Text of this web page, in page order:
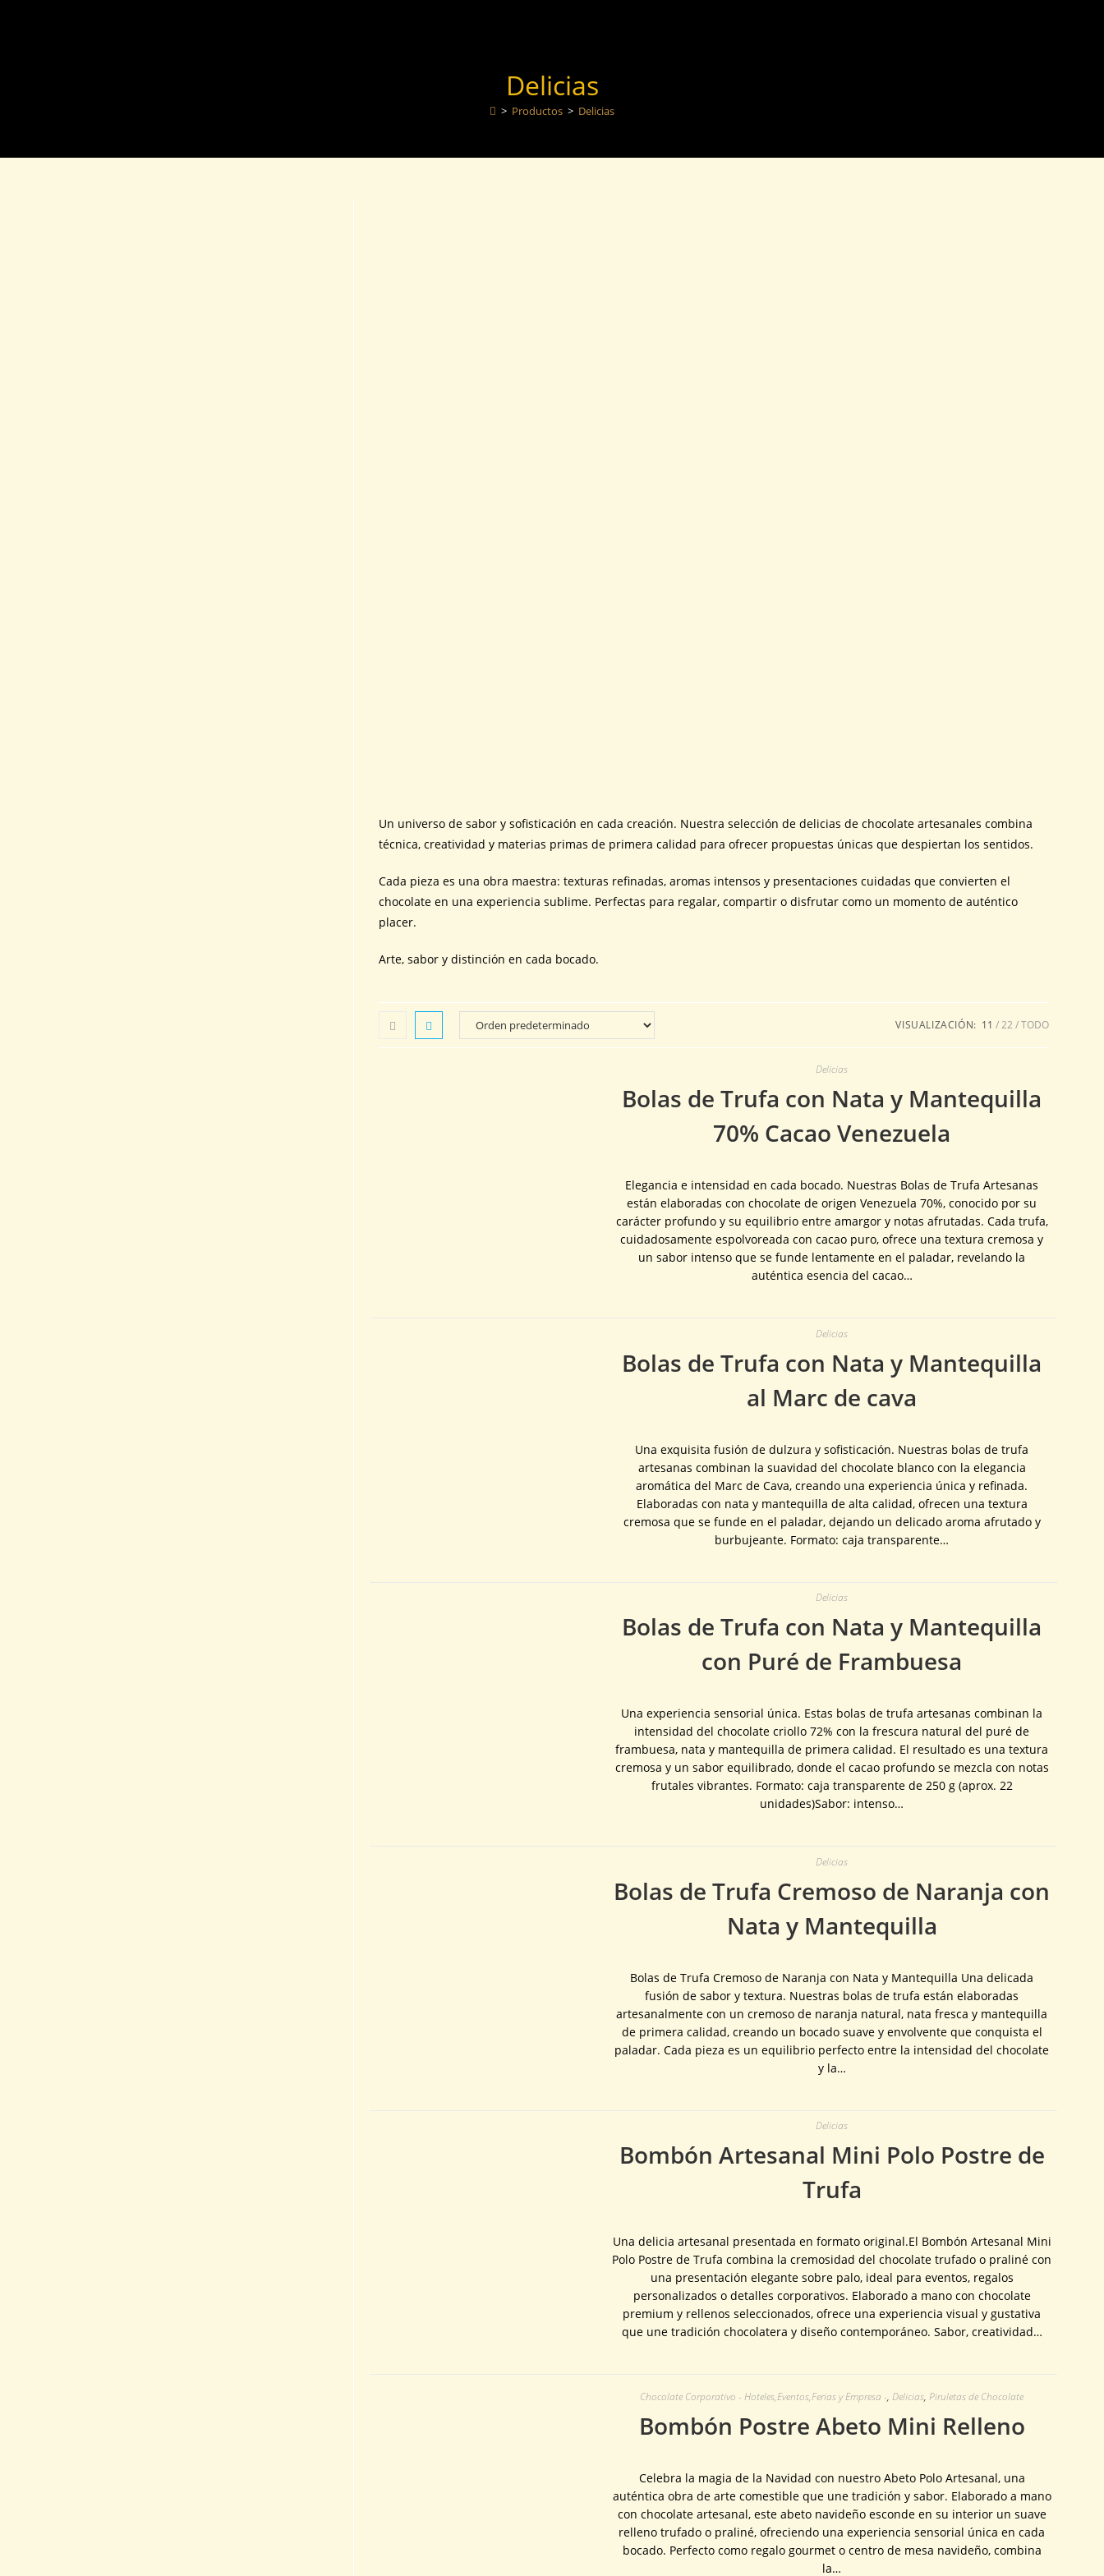
Delicias
> Productos > Delicias
Un universo de sabor y sofisticación en cada creación. Nuestra selección de delicias de chocolate artesanales combina
técnica, creatividad y materias primas de primera calidad para ofrecer propuestas únicas que despiertan los sentidos.
Cada pieza es una obra maestra: texturas refinadas, aromas intensos y presentaciones cuidadas que convierten el
chocolate en una experiencia sublime. Perfectas para regalar, compartir o disfrutar como un momento de auténtico
placer.
Arte, sabor y distinción en cada bocado.
VISUALIZACIÓN: 11 22 TODO
Delicias
Bolas de Trufa con Nata y Mantequilla
70% Cacao Venezuela
Elegancia e intensidad en cada bocado. Nuestras Bolas de Trufa Artesanas
están elaboradas con chocolate de origen Venezuela 70%, conocido por su
carácter profundo y su equilibrio entre amargor y notas afrutadas. Cada trufa,
cuidadosamente espolvoreada con cacao puro, ofrece una textura cremosa y
un sabor intenso que se funde lentamente en el paladar, revelando la
auténtica esencia del cacao…
Delicias
Bolas de Trufa con Nata y Mantequilla
al Marc de cava
Una exquisita fusión de dulzura y sofisticación. Nuestras bolas de trufa
artesanas combinan la suavidad del chocolate blanco con la elegancia
aromática del Marc de Cava, creando una experiencia única y refinada.
Elaboradas con nata y mantequilla de alta calidad, ofrecen una textura
cremosa que se funde en el paladar, dejando un delicado aroma afrutado y
burbujeante. Formato: caja transparente…
Delicias
Bolas de Trufa con Nata y Mantequilla
con Puré de Frambuesa
Una experiencia sensorial única. Estas bolas de trufa artesanas combinan la
intensidad del chocolate criollo 72% con la frescura natural del puré de
frambuesa, nata y mantequilla de primera calidad. El resultado es una textura
cremosa y un sabor equilibrado, donde el cacao profundo se mezcla con notas
frutales vibrantes. Formato: caja transparente de 250 g (aprox. 22
unidades)Sabor: intenso…
Delicias
Bolas de Trufa Cremoso de Naranja con
Nata y Mantequilla
Bolas de Trufa Cremoso de Naranja con Nata y Mantequilla Una delicada
fusión de sabor y textura. Nuestras bolas de trufa están elaboradas
artesanalmente con un cremoso de naranja natural, nata fresca y mantequilla
de primera calidad, creando un bocado suave y envolvente que conquista el
paladar. Cada pieza es un equilibrio perfecto entre la intensidad del chocolate
y la…
Delicias
Bombón Artesanal Mini Polo Postre de
Trufa
Una delicia artesanal presentada en formato original.El Bombón Artesanal Mini
Polo Postre de Trufa combina la cremosidad del chocolate trufado o praliné con
una presentación elegante sobre palo, ideal para eventos, regalos
personalizados o detalles corporativos. Elaborado a mano con chocolate
premium y rellenos seleccionados, ofrece una experiencia visual y gustativa
que une tradición chocolatera y diseño contemporáneo. Sabor, creatividad…
Chocolate Corporativo - Hoteles,Eventos,Ferias y Empresa -,Delicias,Piruletas de Chocolate
Bombón Postre Abeto Mini Relleno
Celebra la magia de la Navidad con nuestro Abeto Polo Artesanal, una
auténtica obra de arte comestible que une tradición y sabor. Elaborado a mano
con chocolate artesanal, este abeto navideño esconde en su interior un suave
relleno trufado o praliné, ofreciendo una experiencia sensorial única en cada
bocado. Perfecto como regalo gourmet o centro de mesa navideño, combina
la…